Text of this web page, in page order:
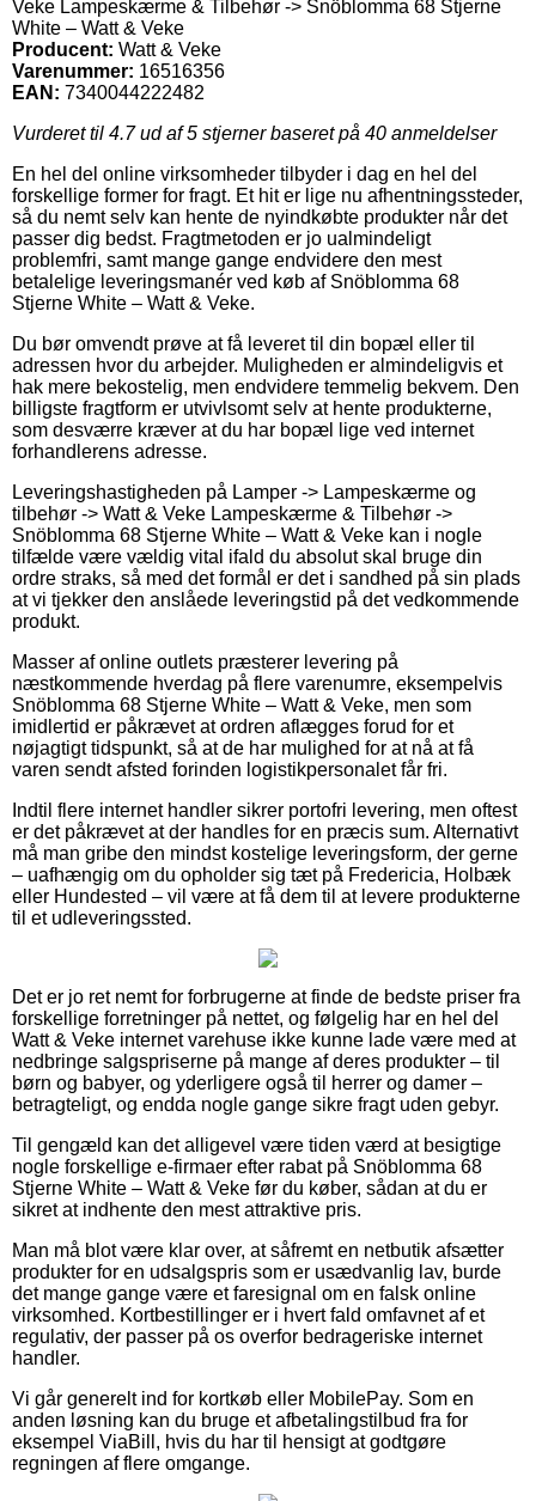
Veke Lampeskærme & Tilbehør -> Snöblomma 68 Stjerne
White – Watt & Veke
Producent: Watt & Veke
Varenummer: 16516356
EAN: 7340044222482
Vurderet til 4.7ud af 5 stjerner baseret på 40 anmeldelser
En hel del online virksomheder tilbyder i dag en hel del
forskellige former for fragt. Et hit er lige nu afhentningssteder,
så du nemt selv kan hente de nyindkøbte produkter når det
passer dig bedst. Fragtmetoden er jo ualmindeligt
problemfri, samt mange gange endvidere den mest
betalelige leveringsmanér ved køb af Snöblomma 68
Stjerne White – Watt & Veke.
Du bør omvendt prøve at få leveret til din bopæl eller til
adressen hvor du arbejder. Muligheden er almindeligvis et
hak mere bekostelig, men endvidere temmelig bekvem. Den
billigste fragtform er utvivlsomt selv at hente produkterne,
som desværre kræver at du har bopæl lige ved internet
forhandlerens adresse.
Leveringshastigheden på Lamper -> Lampeskærme og
tilbehør -> Watt & Veke Lampeskærme & Tilbehør ->
Snöblomma 68 Stjerne White – Watt & Veke kan i nogle
tilfælde være vældig vital ifald du absolut skal bruge din
ordre straks, så med det formål er det i sandhed på sin plads
at vi tjekker den anslåede leveringstid på det vedkommende
produkt.
Masser af online outlets præsterer levering på
næstkommende hverdag på flere varenumre, eksempelvis
Snöblomma 68 Stjerne White – Watt & Veke, men som
imidlertid er påkrævet at ordren aflægges forud for et
nøjagtigt tidspunkt, så at de har mulighed for at nå at få
varen sendt afsted forinden logistikpersonalet får fri.
Indtil flere internet handler sikrer portofri levering, men oftest
er det påkrævet at der handles for en præcis sum. Alternativt
må man gribe den mindst kostelige leveringsform, der gerne
– uafhængig om du opholder sig tæt på Fredericia, Holbæk
eller Hundested – vil være at få dem til at levere produkterne
til et udleveringssted.
Det er jo ret nemt for forbrugerne at finde de bedste priser fra
forskellige forretninger på nettet, og følgelig har en hel del
Watt & Veke internet varehuse ikke kunne lade være med at
nedbringe salgspriserne på mange af deres produkter – til
børn og babyer, og yderligere også til herrer og damer –
betragteligt, og endda nogle gange sikre fragt uden gebyr.
Til gengæld kan det alligevel være tiden værd at besigtige
nogle forskellige e-firmaer efter rabat på Snöblomma 68
Stjerne White – Watt & Veke før du køber, sådan at du er
sikret at indhente den mest attraktive pris.
Man må blot være klar over, at såfremt en netbutik afsætter
produkter for en udsalgspris som er usædvanlig lav, burde
det mange gange være et faresignal om en falsk online
virksomhed. Kortbestillinger er i hvert fald omfavnet af et
regulativ, der passer på os overfor bedrageriske internet
handler.
Vi går generelt ind for kortkøb eller MobilePay. Som en
anden løsning kan du bruge et afbetalingstilbud fra for
eksempel ViaBill, hvis du har til hensigt at godtgøre
regningen af flere omgange.